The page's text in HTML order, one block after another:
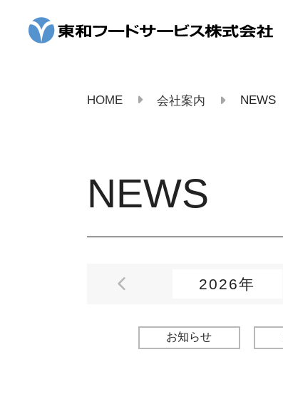
HOME 会社案内 NEWS
NEWS
2026年
お知らせ